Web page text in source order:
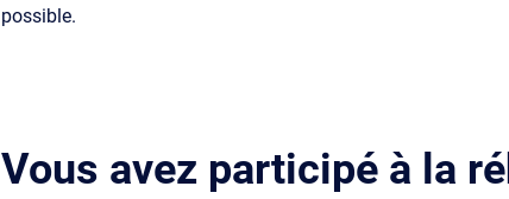
possible.
Vous avez participé à la